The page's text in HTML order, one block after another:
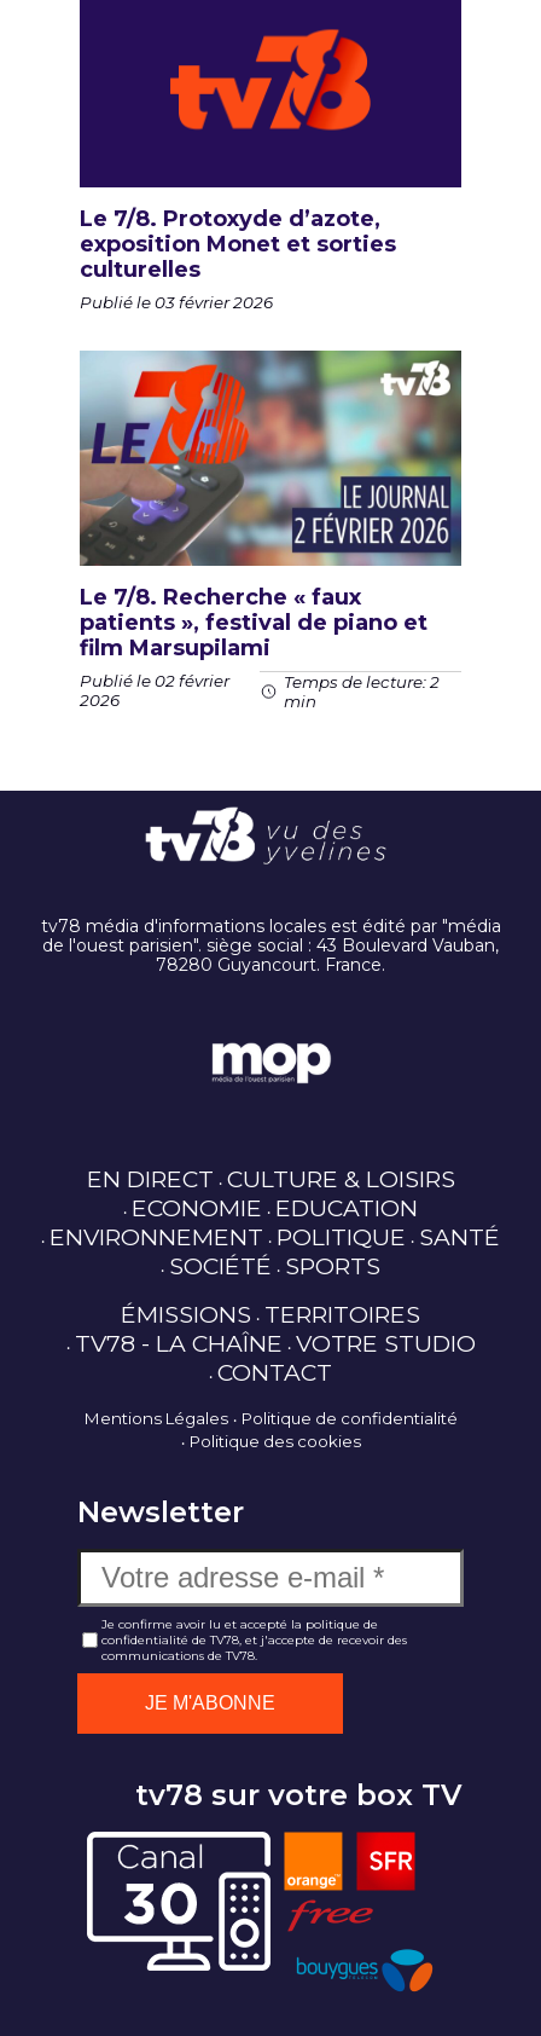
Le 7/8. Protoxyde d’azote,
exposition Monet et sorties
culturelles
Publié le 03 février 2026
Le 7/8. Recherche « faux
patients », festival de piano et
film Marsupilami
Publié le 02 février
2026
Temps de lecture: 2
min
tv78 média d'informations locales est édité par "média
de l'ouest parisien". siège social : 43 Boulevard Vauban,
78280 Guyancourt. France.
EN DIRECT CULTURE & LOISIRS
ECONOMIE EDUCATION
ENVIRONNEMENT POLITIQUE SANTÉ
SOCIÉTÉ SPORTS
ÉMISSIONS TERRITOIRES
TV78 - LA CHAÎNE VOTRE STUDIO
CONTACT
Mentions Légales
Politique de confidentialité
Politique des cookies
Newsletter
Je confirme avoir lu et accepté la politique de
confidentialité de TV78, et j'accepte de recevoir des
communications de TV78.
tv78 sur votre box TV